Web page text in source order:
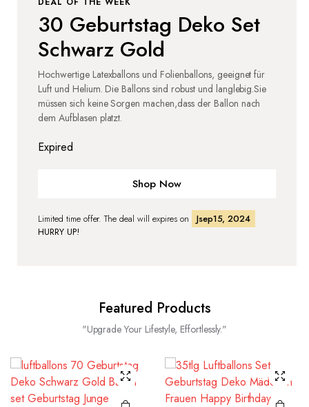
30 Geburtstag Deko Set
Schwarz Gold
Hochwertige Latexballons und Folienballons, geeignet für
Luft und Helium. Die Ballons sind robust und langlebig.Sie
müssen sich keine Sorgen machen,dass der Ballon nach
dem Aufblasen platzt.
Expired
Shop Now
Limited time offer. The deal will expires on
Jsep15, 2024
HURRY UP!
Featured Products
"Upgrade Your Lifestyle, Effortlessly."